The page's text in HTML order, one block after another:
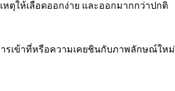
ตุให้เลือดออกง่าย และออกมากกว่าปกติ
ารเข้าที่หรือความเคยชินกับภาพลักษณ์ใหม่